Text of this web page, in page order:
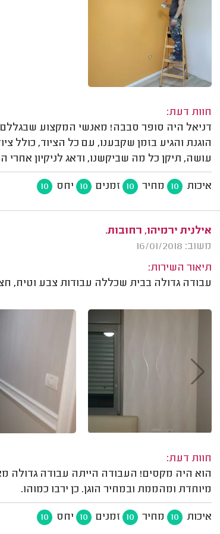
חוות דעת:
דניאל היה סופר סבבה! מאנשי המקצוע
הוגנת והגיע בזמן שקבענו, עם כל הציוד, כולל
עושה, תיקן כל מה שביקשנו, ודאג לניקיון אחרי
איכות 10 מחיר 10 זמנים 10 יחס 10
אילנית ירמיהו, רחובות.
משוב: 16/01/2018
תיאור השירות:
עבודה גדולה בבית שכללה עבודות צבע וטיח,
חוות דעת:
הוא היה מקסים! העבודה הייתה עבודה גדולה
מיוחדת ומהממת ובמחיר הוגן. כן ירבו כמוהו.
איכות 10 מחיר 10 זמנים 10 יחס 10